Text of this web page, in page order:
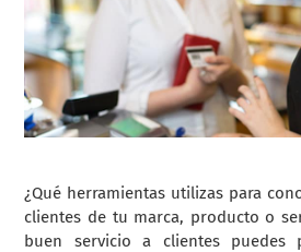
¿Qué herramientas utilizas para
clientes de tu marca, producto o
buen servicio a clientes puedes